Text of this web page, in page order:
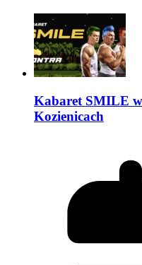
Kabaret SMILE
Kozienicach